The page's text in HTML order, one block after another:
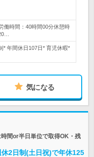
働時間：40時間00分休憩時
年間休日107日* 育児休暇*
気になる
間or半日単位で取得OK・残
2日制(土日祝)で年休125